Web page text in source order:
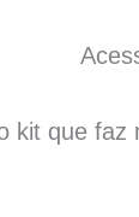
kit que faz